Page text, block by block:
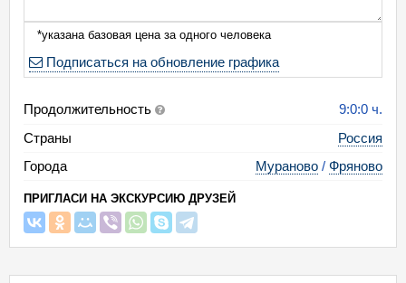
*указана базовая цена за одного человека
Подписаться на обновление графика
Продолжительность
9:0:0 ч.
Страны
Россия
Города
Мураново / Фряново
ПРИГЛАСИ НА ЭКСКУРСИЮ ДРУЗЕЙ